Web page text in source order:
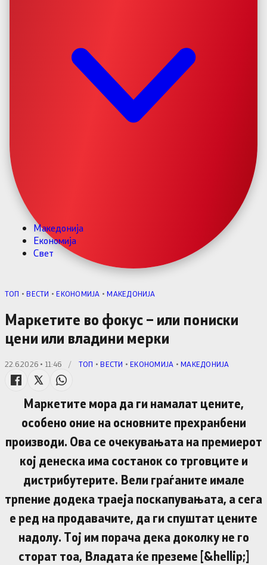
Македонија
Економија
Свет
TОП •ВЕСТИ •ЕКОНОМИЈА •МАКЕДОНИЈА
Маркетите во фокус – или пониски
цени или владини мерки
22.6.2026 • 11:46 / TОП •ВЕСТИ •ЕКОНОМИЈА •МАКЕДОНИЈА
Маркетите мора да ги намалат цените,
особено оние на основните прехранбени
производи. Ова се очекувањата на премиерот
кој денеска има состанок со трговците и
дистрибутерите. Вели граѓаните имале
трпение додека траеја поскапувањата, а сега
е ред на продавачите, да ги спуштат цените
надолу. Тој им порача дека доколку не го
сторат тоа, Владата ќе преземе [&hellip;]